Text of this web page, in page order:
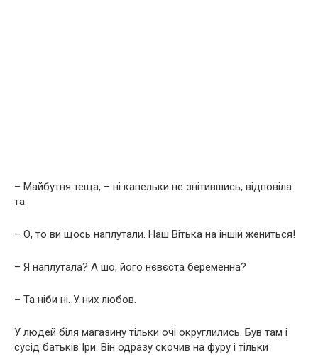
– Майбутня теща, – ні капельки не знітившись, відповіла
та.
– О, то ви щось наплутали. Наш Вітька на іншій жениться!
– Я наплутала? А шо, його нєвєста бepeменна?
– Та ніби ні. У них любов.
У людей біля магазину тільки очі округлились. Був там і
сусід батьків Іри. Він одразу скочив на фуру і тільки